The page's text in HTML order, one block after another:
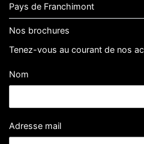
Pays de Franchimont
Nos brochures
Tenez-vous au courant de nos
Nom
Adresse mail